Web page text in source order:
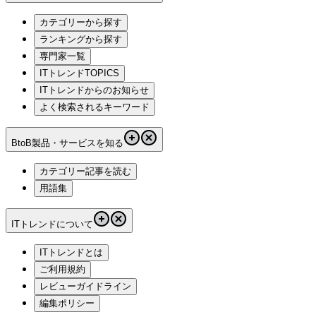
カテゴリーから探す
ランキングから探す
専門家一覧
ITトレンドTOPICS
ITトレンドからのお知らせ
よく検索されるキーワード
BtoB製品・サービスを知る
カテゴリー記事を読む
用語集
ITトレンドについて
ITトレンドとは
ご利用規約
レビューガイドライン
編集ポリシー